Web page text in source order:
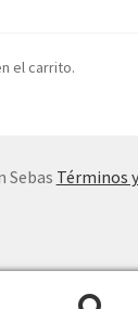
el carrito.
Sebas Términos